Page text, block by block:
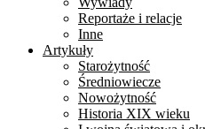
Reportaże i relacje
Inne
Artykuły
Starożytność
Średniowiecze
Nowożytność
Historia XIX wieku